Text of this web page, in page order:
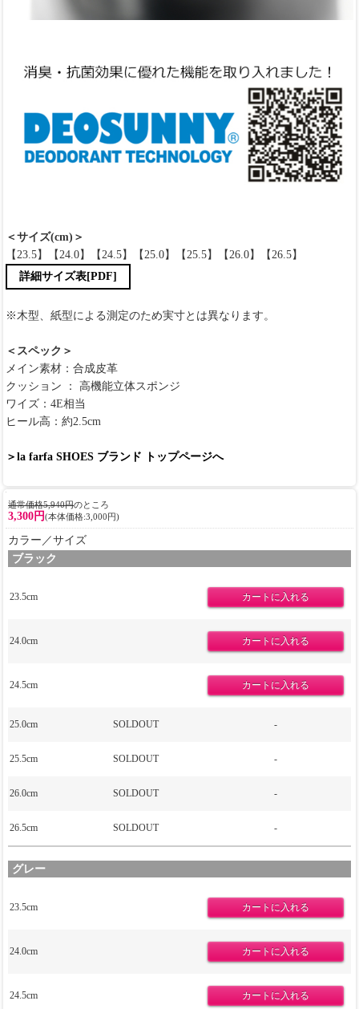
＜サイズ(cm)＞
【23.5】【24.0】【24.5】【25.0】【25.5】【26.0】【26.5】
詳細サイズ表[PDF]
※木型、紙型による測定のため実寸とは異なります。
＜スペック＞
メイン素材：合成皮革
クッション ： 高機能立体スポンジ
ワイズ：4E相当
ヒール高：約2.5cm
＞la farfa SHOES ブランド トップページへ
通常価格5,940円のところ
3,300円(本体価格:3,000円)
カラー／サイズ
ブラック
23.5cm
24.0cm
24.5cm
25.0cm SOLDOUT -
25.5cm SOLDOUT -
26.0cm SOLDOUT -
26.5cm SOLDOUT -
グレー
23.5cm
24.0cm
24.5cm